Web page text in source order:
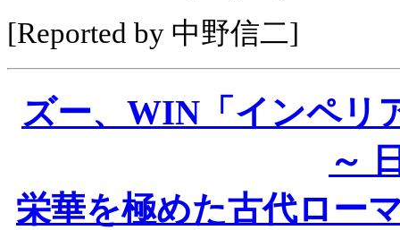
[Reported by 中野信二]
ズー、WIN「インペリ
～
栄華を極めた古代ロー